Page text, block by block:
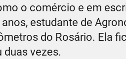
o comércio e em
estudante de
do Rosário. Ela
duas vezes.